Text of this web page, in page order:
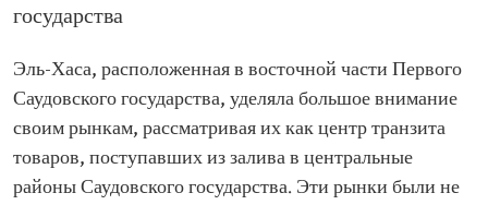
государства
Эль-Хаса, расположенная в восточной части Первого
Саудовского государства, уделяла большое внимание
своим рынкам, рассматривая их как центр транзита
товаров, поступавших из залива в центральные
районы Саудовского государства. Эти рынки были не